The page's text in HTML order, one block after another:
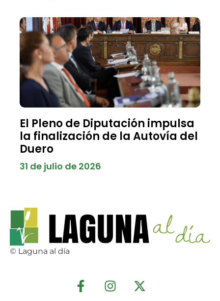
El Pleno de Diputación impulsa
la finalización de la Autovía del
Duero
31 de julio de 2026
© Laguna al día